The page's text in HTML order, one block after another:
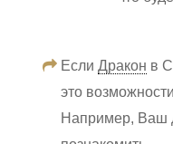
Если Дракон в
это
Например, Ваш